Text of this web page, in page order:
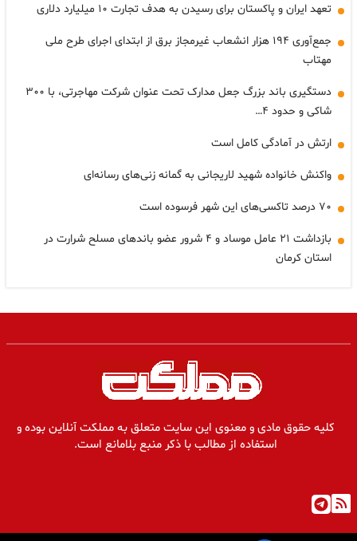
تعهد ایران و پاکستان برای رسیدن به هدف تجارت ۱۰ میلیارد دلاری
جمع‌آوری ۱۹۴ هزار انشعاب غیرمجاز برق از ابتدای اجرای طرح ملی
مهتاب
دستگیری باند بزرگ جعل مدارک تحت عنوان شرکت مهاجرتی، با ۳۰۰
شاکی و حدود ۴…
ارتش در آمادگی کامل است
واکنش خانواده شهید لاریجانی به گمانه زنی‌های رسانه‌ای
۷۰ درصد تاکسی‌های این شهر فرسوده است
بازداشت ۲۱ عامل موساد و ۴ شرور عضو باندهای مسلح شرارت در
استان کرمان
کلیه حقوق مادی و معنوی این سایت متعلق به مملکت آنلاین بوده و
استفاده از مطالب با ذکر منبع بلامانع است.